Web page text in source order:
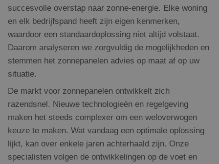
succesvolle overstap naar zonne-energie. Elke woning
en elk bedrijfspand heeft zijn eigen kenmerken,
waardoor een standaardoplossing niet altijd volstaat.
Daarom analyseren we zorgvuldig de mogelijkheden en
stemmen het zonnepanelen advies op maat af op uw
situatie.
De markt voor zonnepanelen ontwikkelt zich
razendsnel. Nieuwe technologieën en regelgeving
maken het steeds complexer om een weloverwogen
keuze te maken. Wat vandaag een optimale oplossing
lijkt, kan over enkele jaren achterhaald zijn. Onze
specialisten volgen de ontwikkelingen op de voet en